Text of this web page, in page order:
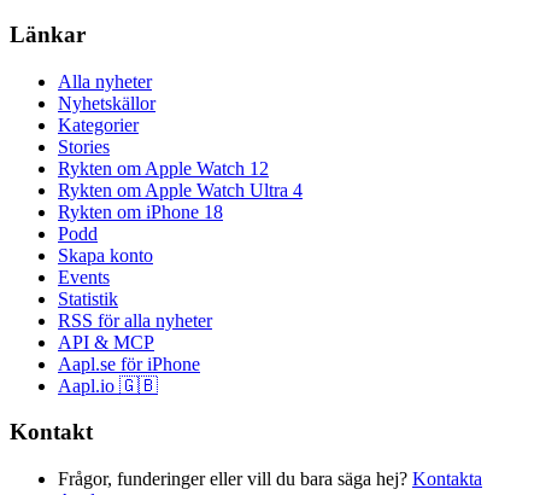
Länkar
Alla nyheter
Nyhetskällor
Kategorier
Stories
Rykten om Apple Watch 12
Rykten om Apple Watch Ultra 4
Rykten om iPhone 18
Podd
Skapa konto
Events
Statistik
RSS för alla nyheter
API & MCP
Aapl.se för iPhone
Aapl.io 🇬🇧
Kontakt
Frågor, funderinger eller vill du bara säga hej? Kontakta